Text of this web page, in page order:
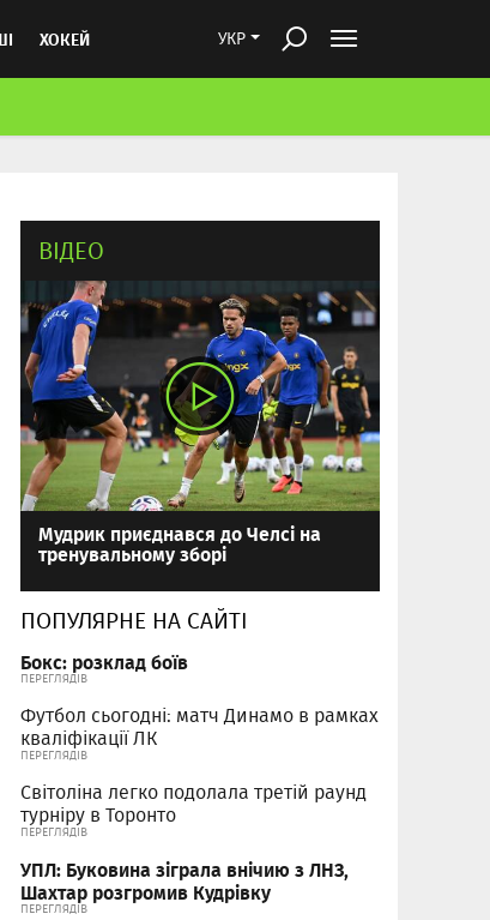
УКР
ХОКЕЙ
ВІДЕО
Мудрик приєднався до Челсі на
тренувальному зборі
ПОПУЛЯРНЕ НА САЙТІ
Бокс: розклад боїв
ПЕРЕГЛЯДІВ
Футбол сьогодні: матч Динамо в рамках
кваліфікації ЛК
ПЕРЕГЛЯДІВ
Світоліна легко подолала третій раунд
турніру в Торонто
ПЕРЕГЛЯДІВ
УПЛ: Буковина зіграла внічию з ЛНЗ,
Шахтар розгромив Кудрівку
ПЕРЕГЛЯДІВ